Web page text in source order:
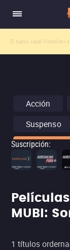
El nuevo canal Filmelier+
Acción
Suspenso
Conciertos
Suscripción:
MUBI:
1 títulos